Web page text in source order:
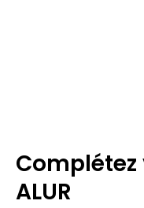
Complétez
ALUR